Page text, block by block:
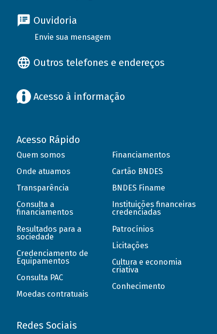
Ouvidoria
Envie sua mensagem
Outros telefones e endereços
Acesso à informação
Acesso Rápido
Quem somos
Onde atuamos
Transparência
Consulta a
financiamentos
Resultados para a
sociedade
Credenciamento de
Equipamentos
Consulta PAC
Moedas contratuais
Financiamentos
Cartão BNDES
BNDES Finame
Instituições financeiras
credenciadas
Patrocínios
Licitações
Cultura e economia
criativa
Conhecimento
Redes Sociais